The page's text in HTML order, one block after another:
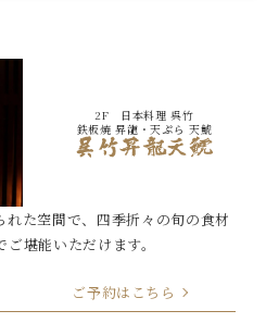
2F 日本料理 呉竹
鉄板焼 昇龍・天ぷら 天鯱
た空間で、 四季折々の旬の食材
堪能いただけます。
ご予約はこちら